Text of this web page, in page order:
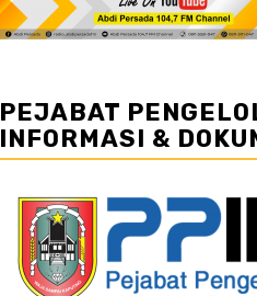
PEJABAT
INFORMASI &